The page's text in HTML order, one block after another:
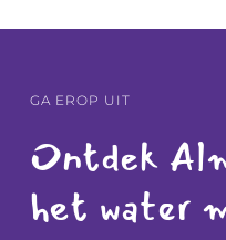
GA EROP UIT
Ontdek
het water